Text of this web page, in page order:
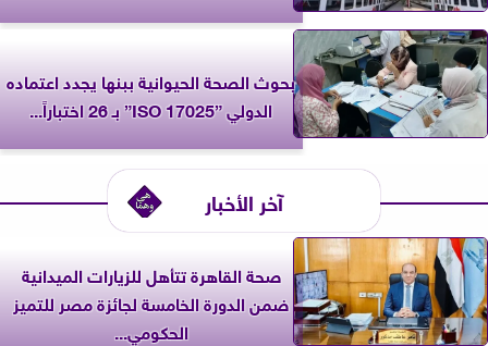
بحوث الصحة الحيوانية ببنها يجدد اعتماده
الدولي ”ISO 17025” بـ 26 اختباراً...
آخر الأخبار
صحة القاهرة تتأهل للزيارات الميدانية
ضمن الدورة الخامسة لجائزة مصر للتميز
الحكومي...